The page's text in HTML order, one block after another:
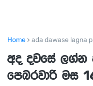
Home ada dawase lagna
අද දවසේ ලග්න
පෙබරවාරි මස